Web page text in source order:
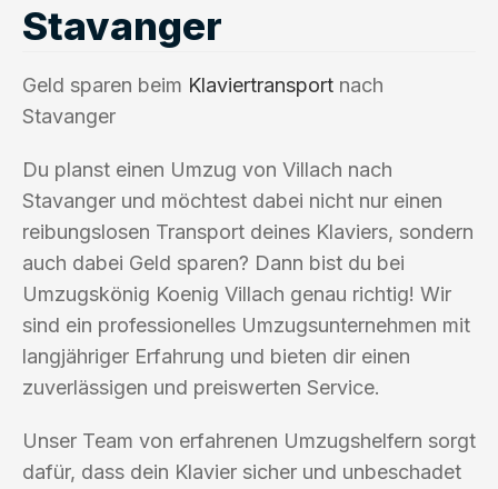
Stavanger
Geld sparen beim Klaviertransport nach
Stavanger
Du planst einen Umzug von Villach nach
Stavanger und möchtest dabei nicht nur einen
reibungslosen Transport deines Klaviers, sondern
auch dabei Geld sparen? Dann bist du bei
Umzugskönig Koenig Villach genau richtig! Wir
sind ein professionelles Umzugsunternehmen mit
langjähriger Erfahrung und bieten dir einen
zuverlässigen und preiswerten Service.
Unser Team von erfahrenen Umzugshelfern sorgt
dafür, dass dein Klavier sicher und unbeschadet